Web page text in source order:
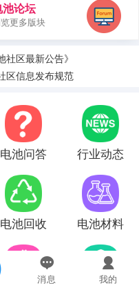
消息 我的
池论坛
更多版块
社区最新公告》
区信息发布规范
电池问答 行业动态
电池回收 电池材料